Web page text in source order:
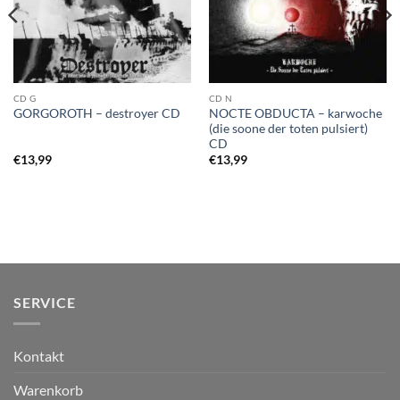
CD G
GORGOROTH – destroyer CD
€13,99
CD N
NOCTE OBDUCTA – karwoche
(die soone der toten pulsiert)
CD
€13,99
SERVICE
Kontakt
Warenkorb